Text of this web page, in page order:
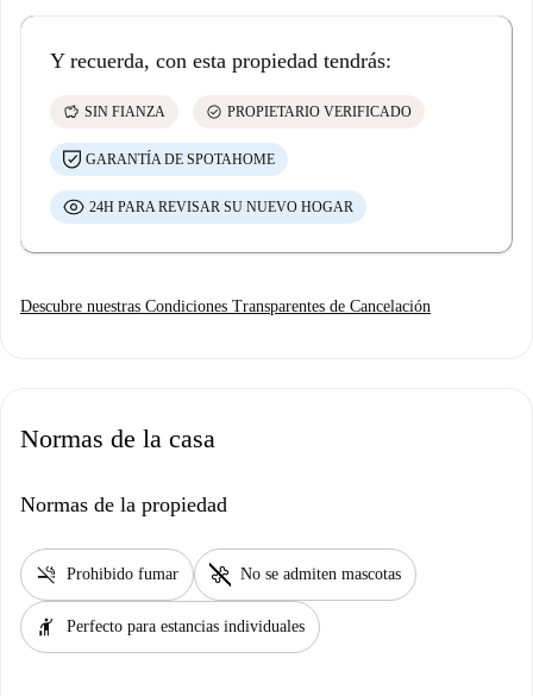
Y recuerda, con esta propiedad tendrás:
savings SIN FIANZA check_circle PROPIETARIO VERIFICADO
GARANTÍA DE SPOTAHOME
24H PARA REVISAR SU NUEVO HOGAR
Descubre nuestras Condiciones Transparentes de Cancelación
Normas de la casa
Normas de la propiedad
smoke_free Prohibido fumar pet_supplies No se admiten mascotas
hail Perfecto para estancias individuales